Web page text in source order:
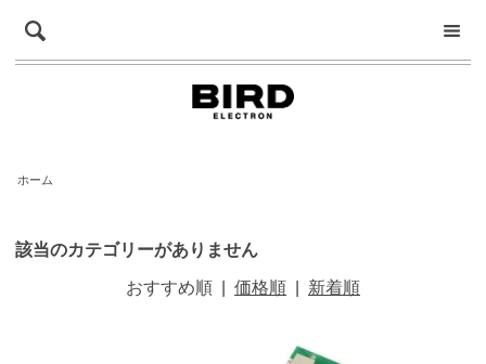
ホーム
該当のカテゴリーがありません
おすすめ順 価格順 新着順